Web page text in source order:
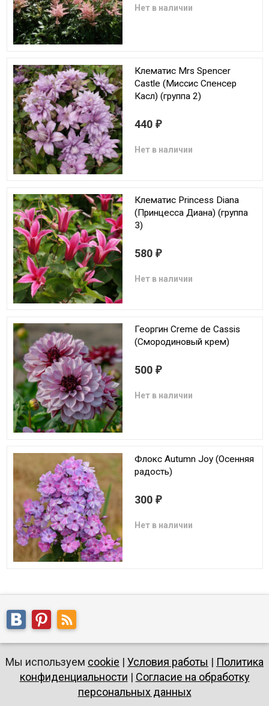
Нет в наличии
Клематис Mrs Spencer
Castle (Миссис Спенсер
Касл) (группа 2)
440 ₽
Нет в наличии
Клематис Princess Diana
(Принцесса Диана) (группа
3)
580 ₽
Нет в наличии
Георгин Creme de Cassis
(Смородиновый крем)
500 ₽
Нет в наличии
Флокс Autumn Joy (Осенняя
радость)
300 ₽
Нет в наличии
Мы используем cookie | Условия работы | Политика
конфиденциальности | Согласие на обработку
персональных данных